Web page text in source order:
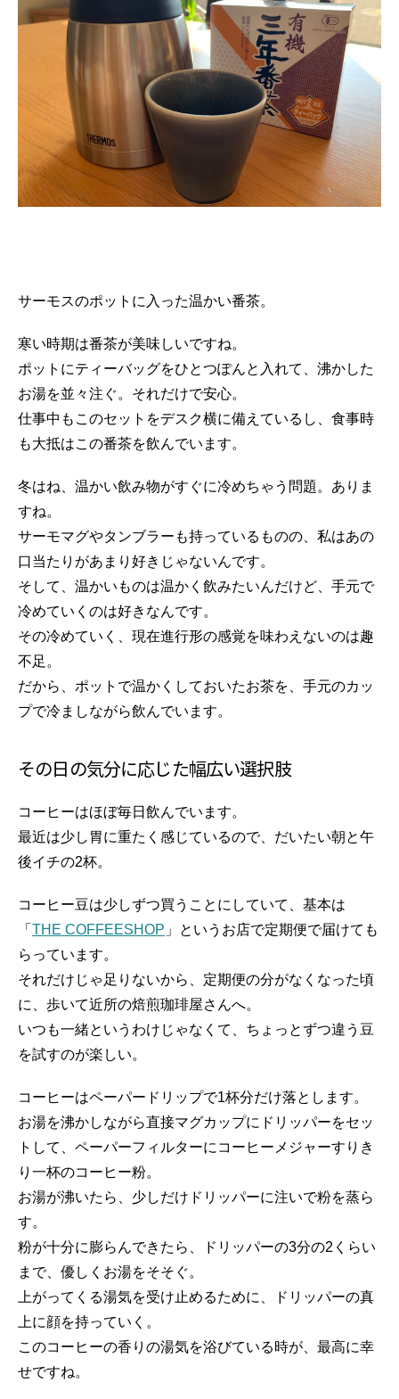
サーモスのポットに入った温かい番茶。
寒い時期は番茶が美味しいですね。
ポットにティーバッグをひとつぽんと入れて、沸かした
お湯を並々注ぐ。それだけで安心。
仕事中もこのセットをデスク横に備えているし、食事時
も大抵はこの番茶を飲んでいます。
冬はね、温かい飲み物がすぐに冷めちゃう問題。ありま
すね。
サーモマグやタンブラーも持っているものの、私はあの
口当たりがあまり好きじゃないんです。
そして、温かいものは温かく飲みたいんだけど、手元で
冷めていくのは好きなんです。
その冷めていく、現在進行形の感覚を味わえないのは趣
不足。
だから、ポットで温かくしておいたお茶を、手元のカッ
プで冷ましながら飲んでいます。
その日の気分に応じた幅広い選択肢
コーヒーはほぼ毎日飲んでいます。
最近は少し胃に重たく感じているので、だいたい朝と午
後イチの2杯。
コーヒー豆は少しずつ買うことにしていて、基本は
「 THE COFFEESHOP 」というお店で定期便で届けても
らっています。
それだけじゃ足りないから、定期便の分がなくなった頃
に、歩いて近所の焙煎珈琲屋さんへ。
いつも一緒というわけじゃなくて、ちょっとずつ違う豆
を試すのが楽しい。
コーヒーはペーパードリップで1杯分だけ落とします。
お湯を沸かしながら直接マグカップにドリッパーをセッ
トして、ペーパーフィルターにコーヒーメジャーすりき
り一杯のコーヒー粉。
お湯が沸いたら、少しだけドリッパーに注いで粉を蒸ら
す。
粉が十分に膨らんできたら、ドリッパーの3分の2くらい
まで、優しくお湯をそそぐ。
上がってくる湯気を受け止めるために、ドリッパーの真
上に顔を持っていく。
このコーヒーの香りの湯気を浴びている時が、最高に幸
せですね。